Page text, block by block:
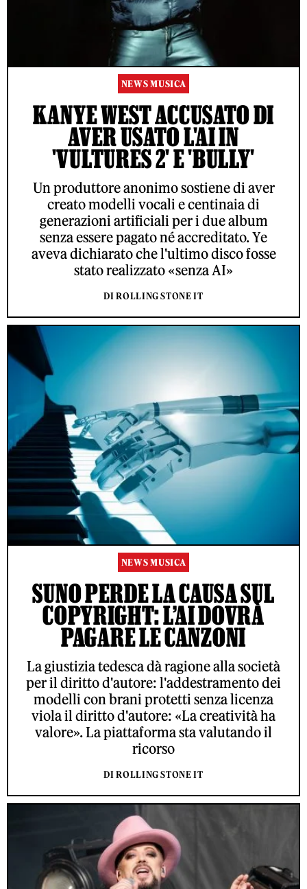
NEWS MUSICA
KANYE WEST ACCUSATO DI
AVER USATO L'AI IN
'VULTURES 2' E 'BULLY'
Un produttore anonimo sostiene di aver
creato modelli vocali e centinaia di
generazioni artificiali per i due album
senza essere pagato né accreditato. Ye
aveva dichiarato che l'ultimo disco fosse
stato realizzato «senza AI»
DI ROLLING STONE IT
NEWS MUSICA
SUNO PERDE LA CAUSA SUL
COPYRIGHT: L’AI DOVRÀ
PAGARE LE CANZONI
La giustizia tedesca dà ragione alla società
per il diritto d'autore: l'addestramento dei
modelli con brani protetti senza licenza
viola il diritto d'autore: «La creatività ha
valore». La piattaforma sta valutando il
ricorso
DI ROLLING STONE IT